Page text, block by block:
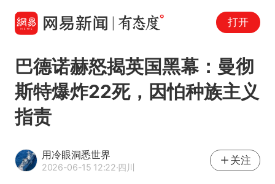
打开
巴德诺赫怒揭英国黑幕：曼彻
斯特爆炸22死，因怕种族主义
指责
用冷眼洞悉世界
2026-06-15 12:22·四川
关注